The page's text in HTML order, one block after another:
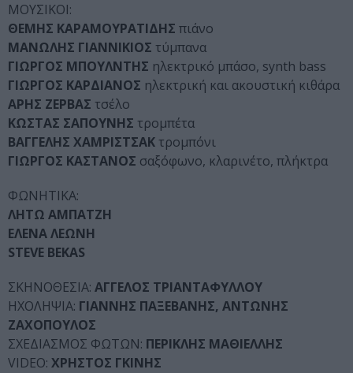
ΜOYΣΙΚΟΙ:
ΘΕΜΗΣ ΚΑΡΑΜΟΥΡΑΤΙΔΗΣ πιάνο
ΜΑΝΩΛΗΣ ΓΙΑΝΝΙΚΙΟΣ τύμπανα
ΓΙΩΡΓΟΣ ΜΠΟΥΛΝΤΗΣ ηλεκτρικό μπάσο, synth bass
ΓΙΩΡΓΟΣ ΚΑΡΔΙΑΝΟΣ ηλεκτρική και ακουστική κιθάρα
ΑΡΗΣ ΖΕΡΒΑΣ τσέλο
ΚΩΣΤΑΣ ΣΑΠΟΥΝΗΣ τρομπέτα
ΒΑΓΓΕΛΗΣ ΧΑΜΡΙΣΤΣΑΚ τρομπόνι
ΓΙΩΡΓΟΣ ΚΑΣΤΑΝΟΣ σαξόφωνο, κλαρινέτο, πλήκτρα
ΦΩΝΗΤΙΚΑ:
ΛΗΤΩ ΑΜΠΑΤΖΗ
ΕΛΕΝΑ ΛΕΩΝΗ
STEVE BEKAS
ΣΚΗΝΟΘΕΣΙΑ: ΑΓΓΕΛΟΣ ΤΡΙΑΝΤΑΦΥΛΛΟΥ
ΗΧΟΛΗΨΙΑ: ΓΙΑΝΝΗΣ ΠΑΞΕΒΑΝΗΣ, ΑΝΤΩΝΗΣ
ΖΑΧΟΠΟΥΛΟΣ
ΣΧΕΔΙΑΣΜΟΣ ΦΩΤΩΝ: ΠΕΡΙΚΛΗΣ ΜΑΘΙΕΛΛΗΣ
VIDEO: ΧΡΗΣΤΟΣ ΓΚΙΝΗΣ